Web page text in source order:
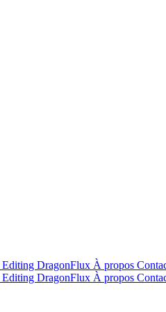
Editing DragonFlux À propos
Editing DragonFlux À propos